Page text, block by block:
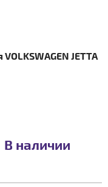
JETTA
В наличии